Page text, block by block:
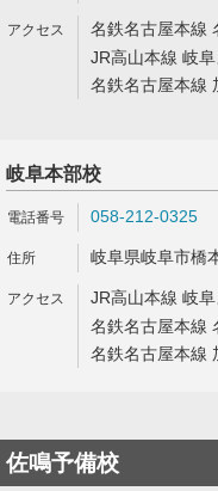
名鉄名古屋本線
JR高山本線 岐
名鉄名古屋本線
岐阜本部校
058-212-0325
岐阜県岐阜市橋
JR高山本線 岐
名鉄名古屋本線
名鉄名古屋本線
佐鳴予備校